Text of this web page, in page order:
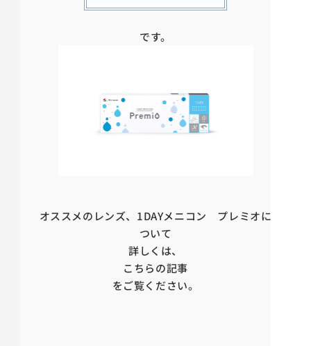
です。
オススメのレンズ、1DAYメニコン プレミオに
ついて
詳しくは、
こちらの記事
をご覧ください。